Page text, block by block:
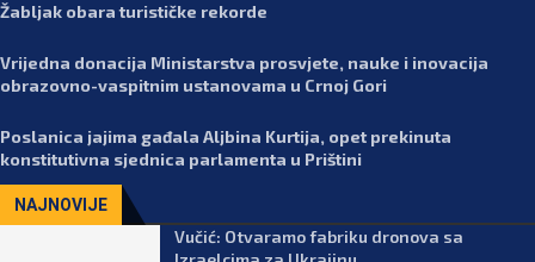
Žabljak obara turističke rekorde
Vrijedna donacija Ministarstva prosvjete, nauke i inovacija
obrazovno-vaspitnim ustanovama u Crnoj Gori
Poslanica jajima gađala Aljbina Kurtija, opet prekinuta
konstitutivna sjednica parlamenta u Prištini
NAJNOVIJE
Vučić: Otvaramo fabriku dronova sa